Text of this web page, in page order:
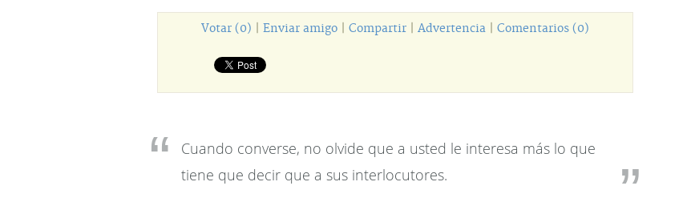
Votar (0) Enviar amigo Compartir Advertencia Comentarios (0)
Cuando converse, no olvide que a usted le interesa más lo que
tiene que decir que a sus interlocutores.